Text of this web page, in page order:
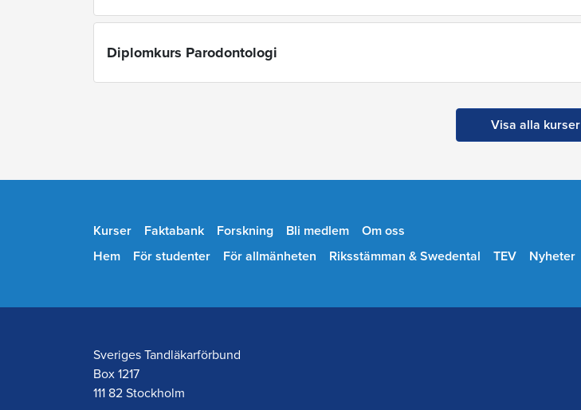
Diplomkurs Parodontologi
Visa alla kurser
Kurser Faktabank Forskning Bli medlem
Om oss
Hem
För studenter För allmänheten Riksstämman & Swedental TEV Nyheter
Sveriges Tandläkarförbund
Box 1217
111 82 Stockholm